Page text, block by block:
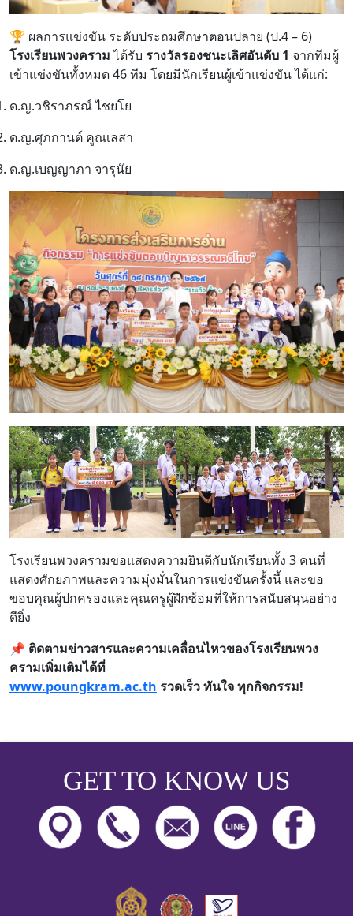
🏆 ผลการแข่งขัน ระดับประถมศึกษาตอนปลาย (ป.4 – 6)
โรงเรียนพวงครามได้รับ รางวัลรองชนะเลิศอันดับ 1 จากทีมผู้
เข้าแข่งขันทั้งหมด 46 ทีม โดยมีนักเรียนผู้เข้าแข่งขัน ได้แก่:
ด.ญ.วชิราภรณ์ ไชยโย
ด.ญ.ศุภกานต์ คูณเลสา
ด.ญ.เบญญาภา จารุนัย
โรงเรียนพวงครามขอแสดงความยินดีกับนักเรียนทั้ง 3 คนที่
แสดงศักยภาพและความมุ่งมั่นในการแข่งขันครั้งนี้ และขอ
ขอบคุณผู้ปกครองและคุณครูผู้ฝึกซ้อมที่ให้การสนับสนุนอย่าง
ดียิ่ง
📌 ติดตามข่าวสารและความเคลื่อนไหวของโรงเรียนพวง
ครามเพิ่มเติมได้ที่
www.poungkram.ac.th รวดเร็ว ทันใจ ทุกกิจกรรม!
GET TO KNOW US